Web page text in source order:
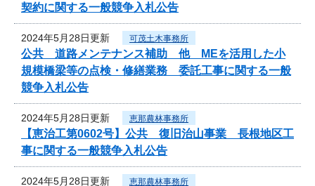
契約に関する一般競争入札公告
2024年5月28日更新 可茂土木事務所
公共 道路メンテナンス補助 他 MEを活用した小
規模橋梁等の点検・修繕業務 委託工事に関する一般
競争入札公告
2024年5月28日更新 恵那農林事務所
【恵治工第0602号】公共 復旧治山事業 長根地区工
事に関する一般競争入札公告
2024年5月28日更新 恵那農林事務所